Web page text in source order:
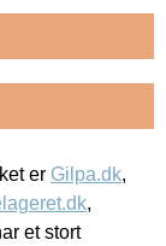
er Gilpa.dk,
,
et stort